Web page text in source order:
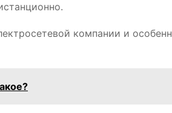
компании и